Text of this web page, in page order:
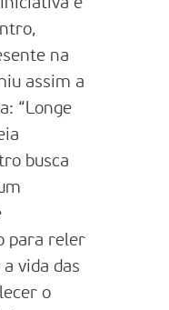
na
assim a
“Longe
busca
para reler
vida das
o